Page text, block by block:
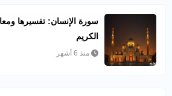
سورة الإنسان: تفسيرها
الكريم
منذ 6 أشهر